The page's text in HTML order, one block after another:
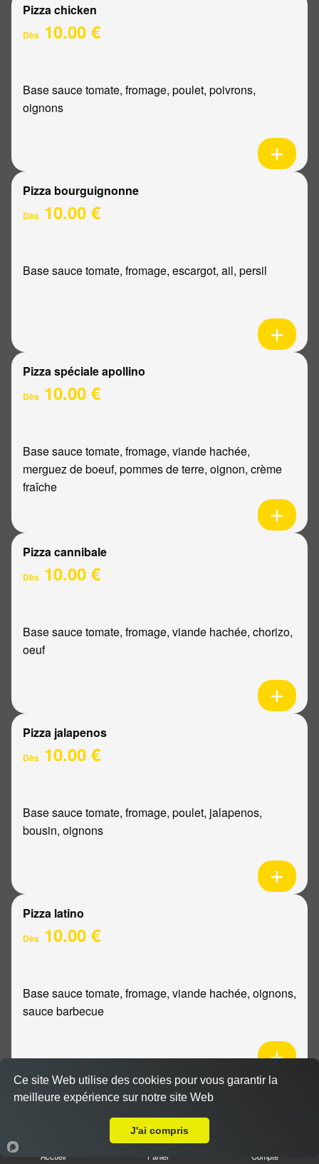
Pizza chicken
Dès 10.00 €
Base sauce tomate, fromage, poulet, poivrons,
oignons
Pizza bourguignonne
Dès 10.00 €
Base sauce tomate, fromage, escargot, ail, persil
Pizza spéciale apollino
Dès 10.00 €
Base sauce tomate, fromage, viande hachée,
merguez de boeuf, pommes de terre, oignon, crème
fraîche
Pizza cannibale
Dès 10.00 €
Base sauce tomate, fromage, viande hachée, chorizo,
oeuf
Pizza jalapenos
Dès 10.00 €
Base sauce tomate, fromage, poulet, jalapenos,
bousin, oignons
Pizza latino
Dès 10.00 €
Base sauce tomate, fromage, viande hachée, oignons,
sauce barbecue
Pizza mexicaine
Accueil Panier Compte
Ce site Web utilise des cookies pour vous garantir la
meilleure expérience sur notre site Web
J'ai compris